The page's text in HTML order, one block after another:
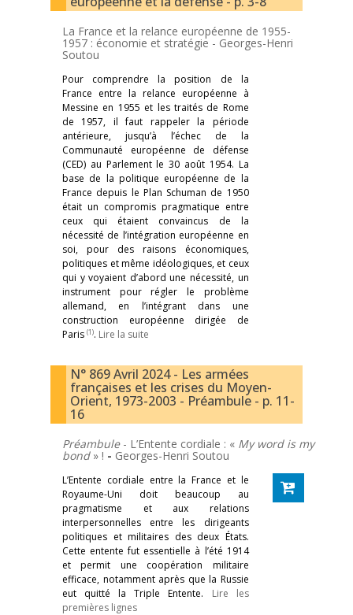
La France et la relance européenne de 1955-
1957 : économie et stratégie - Georges-Henri
Soutou
Pour comprendre la position de la
France entre la relance européenne à
Messine en 1955 et les traités de Rome
de 1957, il faut rappeler la période
antérieure, jusqu’à l’échec de la
Communauté européenne de défense
(CED) au Parlement le 30 août 1954. La
base de la politique européenne de la
France depuis le Plan Schuman de 1950
était un compromis pragmatique entre
ceux qui étaient convaincus de la
nécessité de l’intégration européenne en
soi, pour des raisons économiques,
politiques et même idéologiques, et ceux
qui y voyaient d’abord une nécessité, un
instrument pour régler le problème
allemand, en l’intégrant dans une
construction européenne dirigée de
Paris (1). Lire la suite
N° 869 Avril 2024 - Les armées
françaises et les crises du Moyen-
Orient, 1973-2003 - Préambule - p. 11-
16
Préambule- L’Entente cordiale : « My word is my
bond» ! - Georges-Henri Soutou
L’Entente cordiale entre la France et le
Royaume-Uni doit beaucoup au
pragmatisme et aux relations
interpersonnelles entre les dirigeants
politiques et militaires des deux États.
Cette entente fut essentielle à l’été 1914
et permit une coopération militaire
efficace, notamment après que la Russie
eut quitté la Triple Entente. Lire les
premières lignes